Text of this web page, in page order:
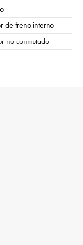
de freno interno
no conmutado